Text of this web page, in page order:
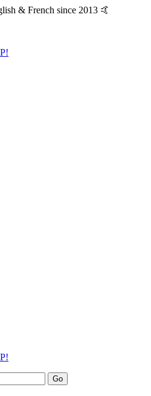
& French since 2013 🤙
Go